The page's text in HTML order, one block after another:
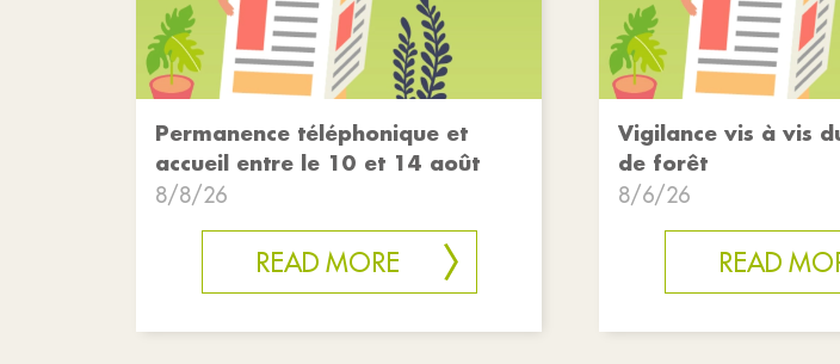
Permanence téléphonique et
accueil entre le 10 et 14 août
8/8/26
READ MORE
Vigilance vis à vis
de forêt
8/6/26
READ